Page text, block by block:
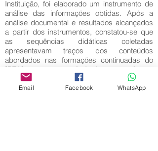
Instituição, foi elaborado um instrumento de
análise das informações obtidas. Após a
análise documental e resultados alcançados
a partir dos instrumentos, constatou-se que
as sequências didáticas coletadas
apresentavam traços dos conteúdos
abordados nas formações continuadas do
[PEA] nos anos de referência, o que reforçou
a ideia de que as experiências formativas
foram incorporadas à práxis docente na
Email Facebook WhatsApp